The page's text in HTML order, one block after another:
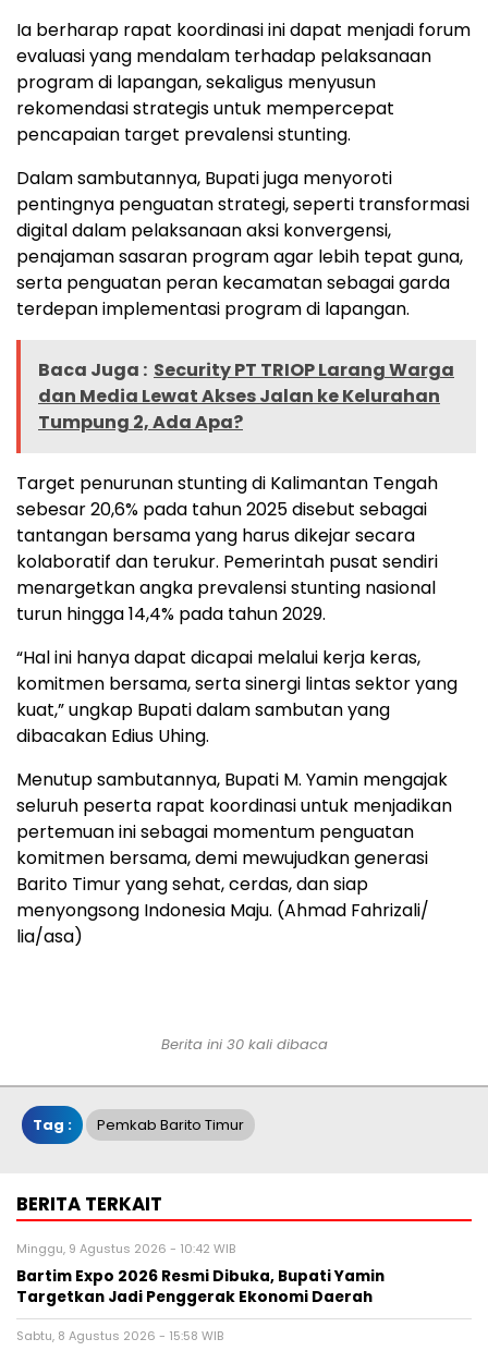
Ia berharap rapat koordinasi ini dapat menjadi forum
evaluasi yang mendalam terhadap pelaksanaan
program di lapangan, sekaligus menyusun
rekomendasi strategis untuk mempercepat
pencapaian target prevalensi stunting.
Dalam sambutannya, Bupati juga menyoroti
pentingnya penguatan strategi, seperti transformasi
digital dalam pelaksanaan aksi konvergensi,
penajaman sasaran program agar lebih tepat guna,
serta penguatan peran kecamatan sebagai garda
terdepan implementasi program di lapangan.
Baca Juga : Security PT TRIOP Larang Warga
dan Media Lewat Akses Jalan ke Kelurahan
Tumpung 2, Ada Apa?
Target penurunan stunting di Kalimantan Tengah
sebesar 20,6% pada tahun 2025 disebut sebagai
tantangan bersama yang harus dikejar secara
kolaboratif dan terukur. Pemerintah pusat sendiri
menargetkan angka prevalensi stunting nasional
turun hingga 14,4% pada tahun 2029.
“Hal ini hanya dapat dicapai melalui kerja keras,
komitmen bersama, serta sinergi lintas sektor yang
kuat,” ungkap Bupati dalam sambutan yang
dibacakan Edius Uhing.
Menutup sambutannya, Bupati M. Yamin mengajak
seluruh peserta rapat koordinasi untuk menjadikan
pertemuan ini sebagai momentum penguatan
komitmen bersama, demi mewujudkan generasi
Barito Timur yang sehat, cerdas, dan siap
menyongsong Indonesia Maju. (Ahmad Fahrizali/
lia/asa)
Berita ini 30 kali dibaca
Tag : Pemkab Barito Timur
BERITA TERKAIT
Minggu, 9 Agustus 2026 - 10:42 WIB
Bartim Expo 2026 Resmi Dibuka, Bupati Yamin
Targetkan Jadi Penggerak Ekonomi Daerah
Sabtu, 8 Agustus 2026 - 15:58 WIB